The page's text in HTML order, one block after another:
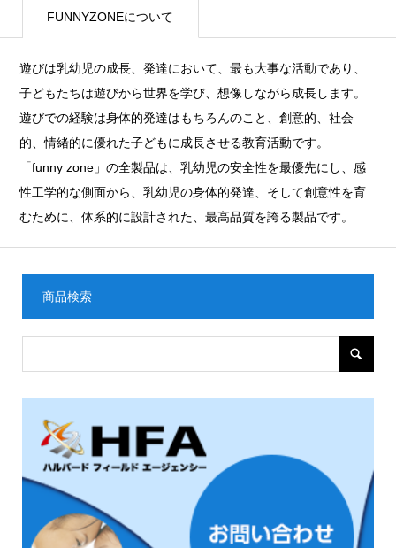
FUNNYZONEについて
遊びは乳幼児の成長、発達において、最も大事な活動であり、
子どもたちは遊びから世界を学び、想像しながら成長します。
遊びでの経験は身体的発達はもちろんのこと、創意的、社会
的、情緒的に優れた子どもに成長させる教育活動です。
「funny zone」の全製品は、乳幼児の安全性を最優先にし、感
性工学的な側面から、乳幼児の身体的発達、そして創意性を育
むために、体系的に設計された、最高品質を誇る製品です。
商品検索